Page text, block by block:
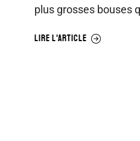
plus grosses bouses
LIRE L'ARTICLE